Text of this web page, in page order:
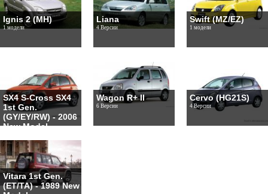
Ignis 2 (MH)
1 модели
Liana
4 Версии
Swift (MZ/EZ)
1 модели
SX4 S-Cross SX4
1st Gen.
(GY/EY/RW) - 2006
New Model
Wagon R+ II
6 Версии
Cervo (HG21S)
4 Версии
Vitara 1st Gen.
(ET/TA) - 1989 New